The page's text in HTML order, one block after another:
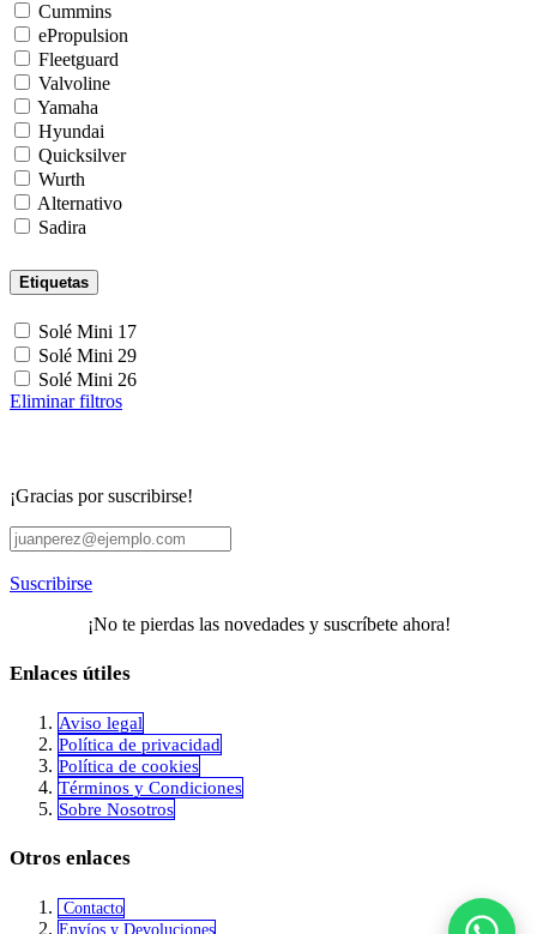
Cummins
ePropulsion
Fleetguard
Valvoline
Yamaha
Hyundai
Quicksilver
Wurth
Alternativo
Sadira
Etiquetas
Solé Mini 17
Solé Mini 29
Solé Mini 26
Eliminar filtros
¡Gracias por suscribirse!
Suscribirse
¡No te pierdas las novedades y suscríbete ahora!
Enlaces útiles
Aviso legal
Política de privacidad
​Política de cookies
Términos y Condiciones
Sobre Nosotros
Otros enlaces
Contacto
Envíos y Devoluciones